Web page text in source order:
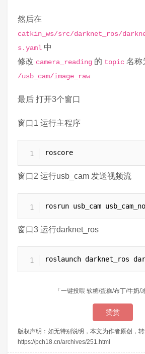
然后在
catkin_ws/src/darknet_ros/
s.yaml 中
修改 camera_reading 的 topic 名称
/usb_cam/image_raw
最后 打开3个窗口
窗口1 运行主程序
roscore
窗口2 运行usb_cam 发送视频流
rosrun usb_cam
窗口3 运行darknet_ros
roslaunch darknet_ros
「一键投喂 软糖/蛋糕/布丁/牛奶/
赞赏
版权声明：如无特别说明，本文为作者原创，
https://pch18.cn/archives/251.html